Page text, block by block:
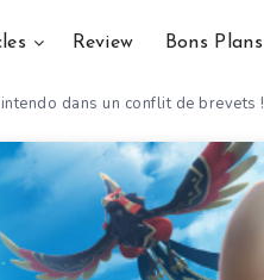
Review Bons Plans
dans un conflit de brevets !